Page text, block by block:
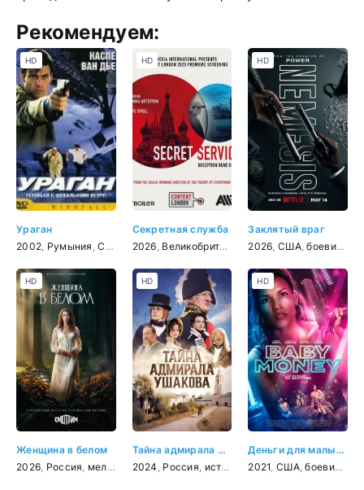
Рекомендуем:
Ураган
2002 Румыния ,США боевик ,триллер
HD
Секретная служба
2026 Великобритания триллер,драма
HD
Заклятый враг
2026 США,боевик ,
HD
Женщина в белом
2026 Россия мелодрама ,детектив
HD
Тайна адмирала Ушакова
2024 Россия история ,приключения
HD
Деньги для малышки
2021 США,боевик ,
HD